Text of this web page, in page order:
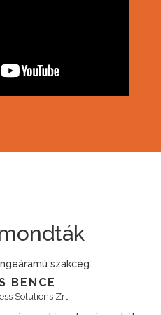
rendelkező, agilis
kommunikáció és hozzáállás
igényt maximálisan
Partner.